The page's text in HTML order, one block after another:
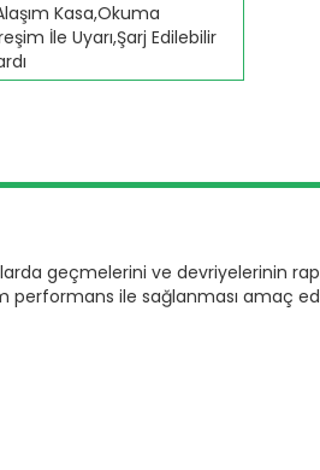
Kasa,Okuma
İle Uyarı,Şarj Edilebilir
geçmelerini ve devriyelerinin
performans ile sağlanması amaç